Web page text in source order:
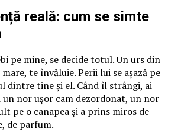
reală: cum se simte
pe mine, se decide totul. Un urs din
te învăluie. Perii lui se așază pe
dintre tine și el. Când îl strângi, ai
un nor ușor cam dezordonat, un nor
pe o canapea și a prins miros de
de parfum.